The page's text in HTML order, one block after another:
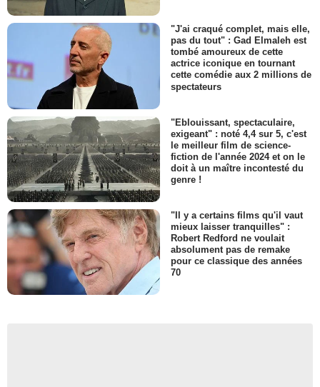
"J'ai craqué complet, mais elle,
pas du tout" : Gad Elmaleh est
tombé amoureux de cette
actrice iconique en tournant
cette comédie aux 2 millions de
spectateurs
"Eblouissant, spectaculaire,
exigeant" : noté 4,4 sur 5, c'est
le meilleur film de science-
fiction de l'année 2024 et on le
doit à un maître incontesté du
genre !
"Il y a certains films qu'il vaut
mieux laisser tranquilles" :
Robert Redford ne voulait
absolument pas de remake
pour ce classique des années
70